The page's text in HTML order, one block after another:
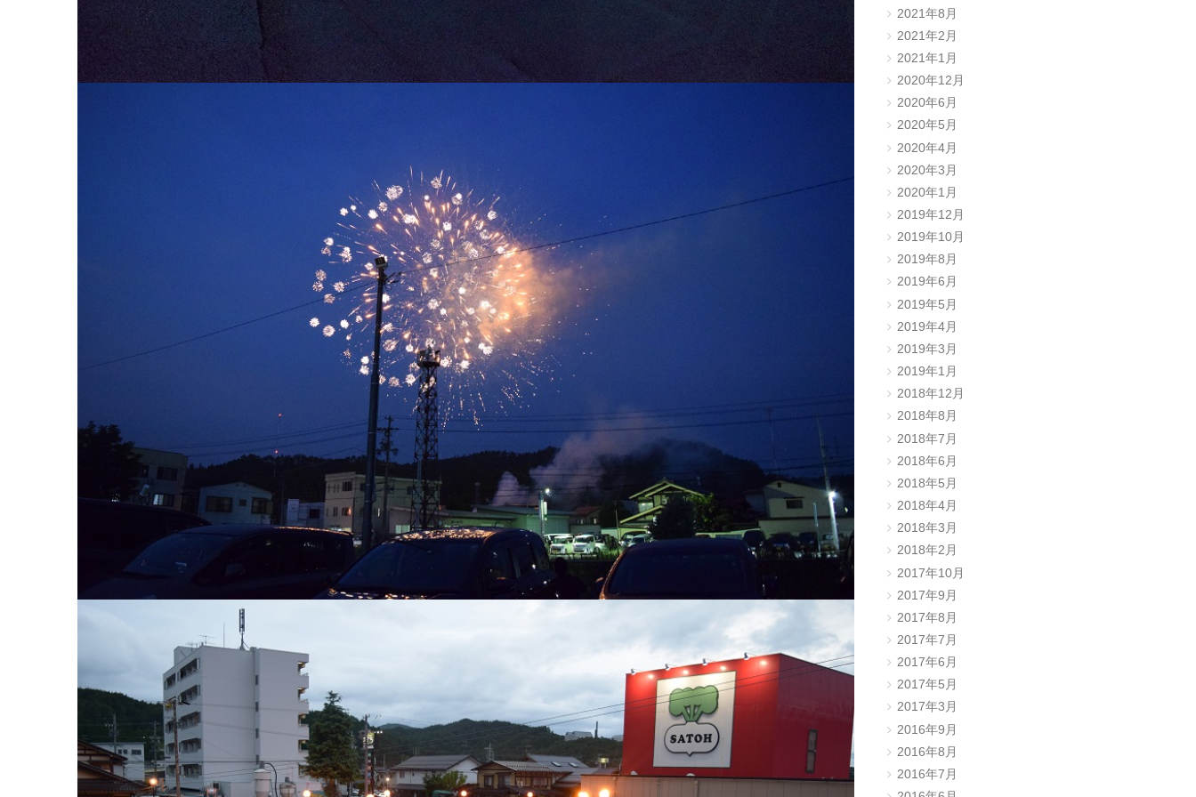
2021年8月
2021年2月
2021年1月
2020年12月
2020年6月
2020年5月
2020年4月
2020年3月
2020年1月
2019年12月
2019年10月
2019年8月
2019年6月
2019年5月
2019年4月
2019年3月
2019年1月
2018年12月
2018年8月
2018年7月
2018年6月
2018年5月
2018年4月
2018年3月
2018年2月
2017年10月
2017年9月
2017年8月
2017年7月
2017年6月
2017年5月
2017年3月
2016年9月
2016年8月
2016年7月